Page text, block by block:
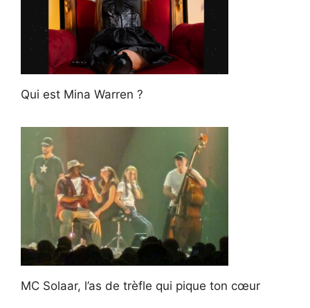
Qui est Mina Warren ?
MC Solaar, l’as de trèfle qui pique ton cœur